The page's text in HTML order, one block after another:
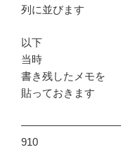
列に並びます
以下
当時
書き残したメモを
貼っておきます
910